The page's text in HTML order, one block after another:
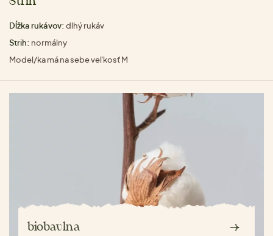
Dĺžka rukávov: dlhý rukáv
Strih: normálny
Model/ka má na sebe veľkosť M
biobavlna